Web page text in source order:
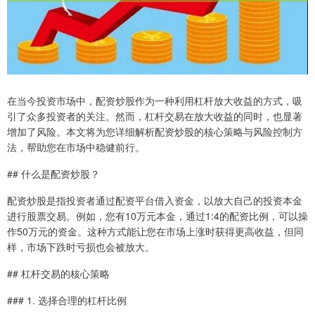
在当今投资市场中，配资炒股作为一种利用杠杆放大收益的方式，吸
引了众多投资者的关注。然而，杠杆交易在放大收益的同时，也显著
增加了风险。本文将为您详细解析配资炒股的核心策略与风险控制方
法，帮助您在市场中稳健前行。
## 什么是配资炒股？
配资炒股是指投资者通过配资平台借入资金，以放大自己的投资本金
进行股票交易。例如，您有10万元本金，通过1:4的配资比例，可以操
作50万元的资金。这种方式能让您在市场上涨时获得更高收益，但同
样，市场下跌时亏损也会被放大。
## 杠杆交易的核心策略
### 1. 选择合理的杠杆比例